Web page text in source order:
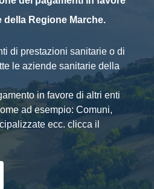
della Regione Marche.
di prestazioni sanitarie o di
le aziende sanitarie della
in favore di altri enti
ad esempio: Comuni,
ecc. clicca il